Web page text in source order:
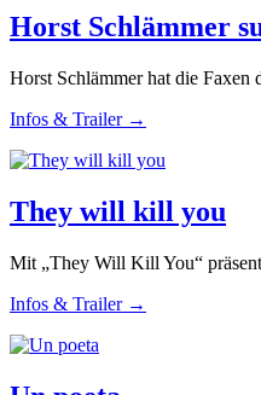
Horst Schlämmer
Horst Schlämmer hat die Faxen
Infos & Trailer →
They will kill you
Mit „They Will Kill You“
Infos & Trailer →